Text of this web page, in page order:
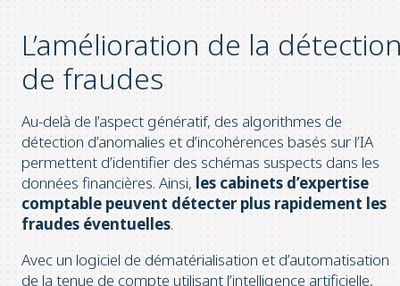
L’amélioration de la
de fraudes
Au-delà de l’aspect génératif, des algorithmes de
détection d’anomalies et d’incohérences basés sur l’IA
permettent d’identifier des schémas suspects dans les
données financières. Ainsi, les cabinets d’expertise
comptable peuvent détecter plus rapidement les
fraudes éventuelles.
Avec un logiciel de dématérialisation et d’automatisation
de la tenue de compte utilisant l’intelligence artificielle,